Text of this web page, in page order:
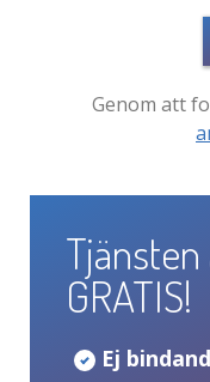
Genom att
GRATIS!
Ej